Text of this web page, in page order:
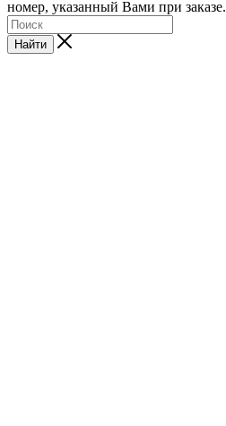
номер, указанный Вами при заказе.
Найти